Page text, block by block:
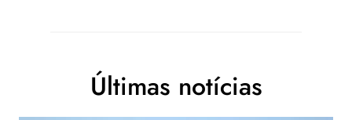
Últimas notícias